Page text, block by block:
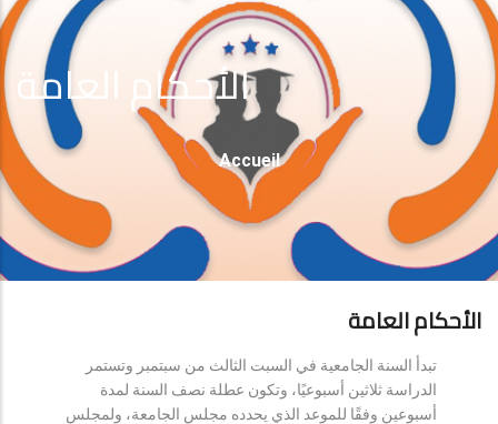
الأحكام العامة
Fil
D'Ariane
Accueil
الأحكام العامة
تبدأ السنة الجامعية في السبت الثالث من سبتمبر وتستمر
الدراسة ثلاثين أسبوعيًا، وتكون عطلة نصف السنة لمدة
أسبوعين وفقًا للموعد الذي يحدده مجلس الجامعة، ولمجلس